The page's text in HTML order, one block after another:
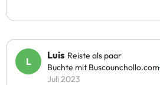
Luis Reiste als paar
Buchte mit Buscounchollo.com
Juli 2023